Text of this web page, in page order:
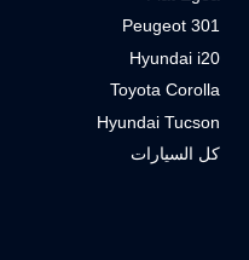
Peugeot 301
Hyundai i20
Toyota Corolla
Hyundai Tucson
كل السيارات